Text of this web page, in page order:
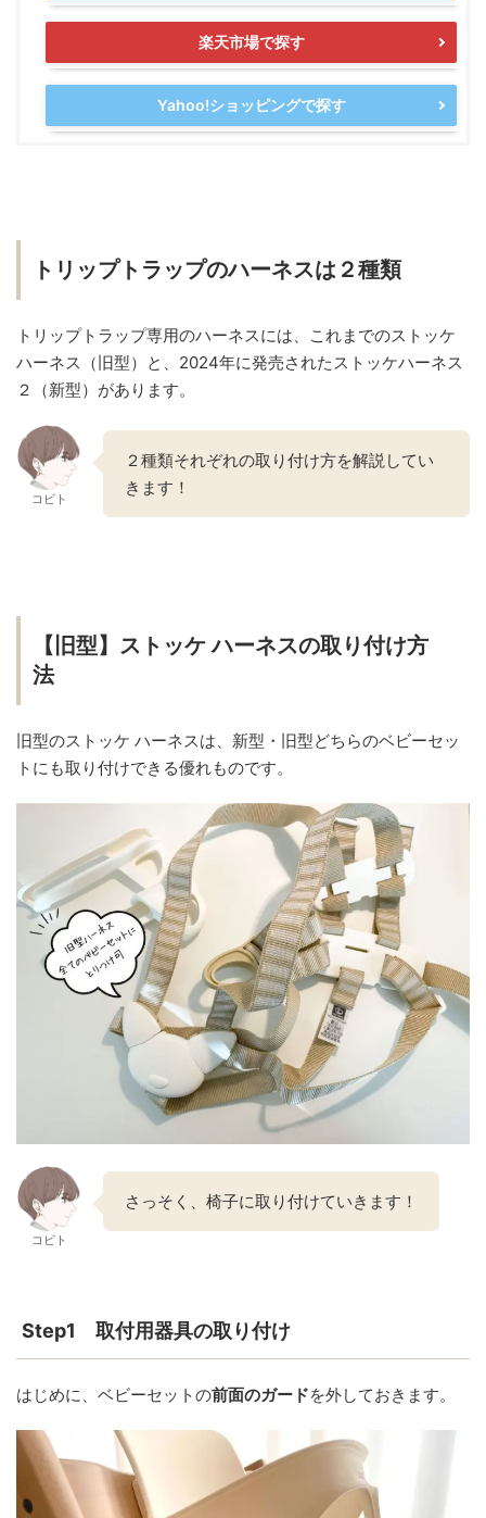
楽天市場で探す
Yahoo!ショッピングで探す
トリップトラップのハーネスは２種類
トリップトラップ専用のハーネスには、これまでのストッケ
ハーネス（旧型）と、2024年に発売されたストッケハーネス
２（新型）があります。
コビト
２種類それぞれの取り付け方を解説してい
きます！
【旧型】ストッケ ハーネスの取り付け方
法
旧型のストッケ ハーネスは、新型・旧型どちらのベビーセッ
トにも取り付けできる優れものです。
コビト
さっそく、椅子に取り付けていきます！
Step1 取付用器具の取り付け
はじめに、ベビーセットの前面のガードを外しておきます。